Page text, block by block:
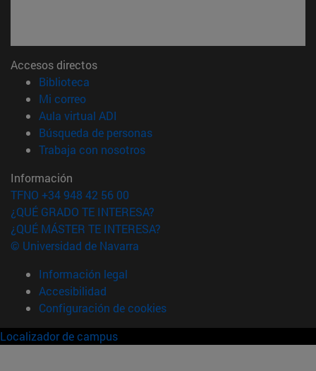
Accesos directos
Biblioteca
Mi correo(abre en nueva ventana)
Aula virtual ADI
Búsqueda de personas(abre en nueva ventana)
Trabaja con nosotros(abre en nueva ventana)
Información
TFNO +34 948 42 56 00
¿QUÉ GRADO TE INTERESA?
¿QUÉ MÁSTER TE INTERESA?
© Universidad de Navarra
Información legal
Accesibilidad
Configuración de cookies
Localizador de campus